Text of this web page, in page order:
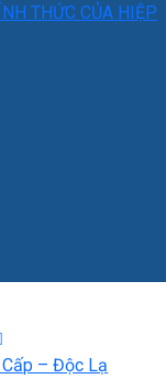
THỨC CỦA HIỆP
Cấp – Độc Lạ